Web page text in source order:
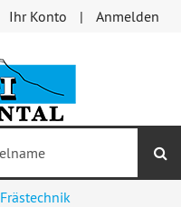
Ihr Konto Anmelden
Frästechnik